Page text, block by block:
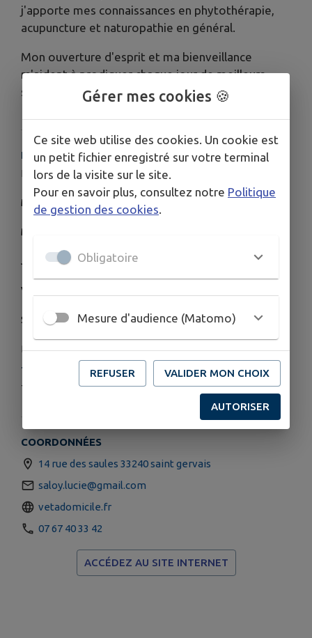
j'apporte mes connaissances en phytothérapie,
acupuncture et naturopathie en général.
​Mon ouverture d'esprit et ma bienveillance
m'aident à prodiguer chaque jour de meilleurs
soins holistiques
HORAIRES
Lundi 9h -12h30 14h-18h
Mardi 9h -12h30 15h30-18h
Mercredi 9h -12h30 14h-18h
Jeudi 9h -12h30 15h30-18h
Vendredi 9h -12h30 14h-18h
Samedi Repos sauf suivis des patients de la semaine
Dimanche Idem
TARIFS
Tout est visible sur mon site internet
COORDONNÉES
14 rue des saules 33240 saint gervais
saloy.lucie@gmail.com
vetadomicile.fr
07 67 40 33 42
ACCÉDEZ AU SITE INTERNET
Gérer mes cookies 🍪
Ce site web utilise des cookies. Un cookie est
un petit fichier enregistré sur votre terminal
lors de la visite sur le site.
Pour en savoir plus, consultez notre Politique
de gestion des cookies.
Obligatoire
Mesure d'audience (Matomo)
REFUSER VALIDER MON CHOIX
AUTORISER